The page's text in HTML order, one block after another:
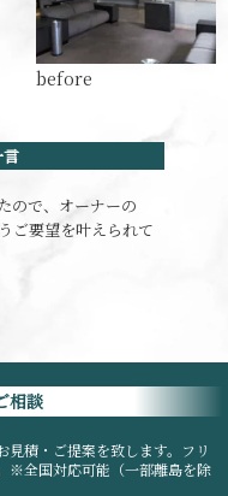
ので、オーナーの
ご要望を叶えられて
相談
積・ご提案を致します。フリ
※全国対応可能（一部離島を除